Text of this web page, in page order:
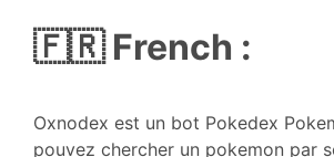
🇫🇷 French :
Oxnodex est un bot Pokedex
pouvez chercher un pokemon par